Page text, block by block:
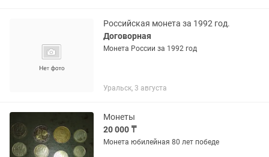
Российская монета за 1992 год.
Договорная
Монета России за 1992 год
Уральск, 3 августа
Монеты
20 000 ₸
Монета юбилейная 80 лет победе